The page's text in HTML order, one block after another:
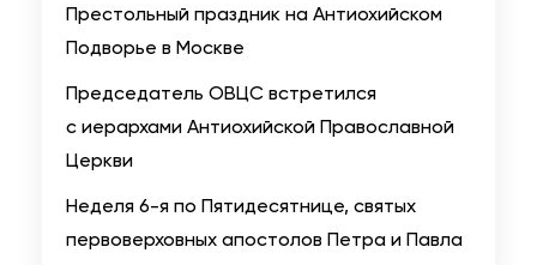
Престольный праздник на Антиохийском
Подворье в Москве
Председатель ОВЦС встретился
с иерархами Антиохийской Православной
Церкви
Неделя 6-я по Пятидесятнице, святых
первоверховных апостолов Петра и Павла